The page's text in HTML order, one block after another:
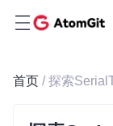
首页 / 探索